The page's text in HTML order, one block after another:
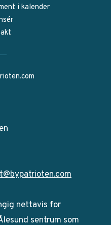
i kalender
nettavis for
sentrum som